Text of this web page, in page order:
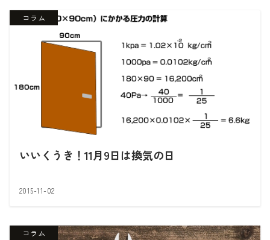
コラム
いいくうき！11月9日は換気の日
2015-11-02
コラム